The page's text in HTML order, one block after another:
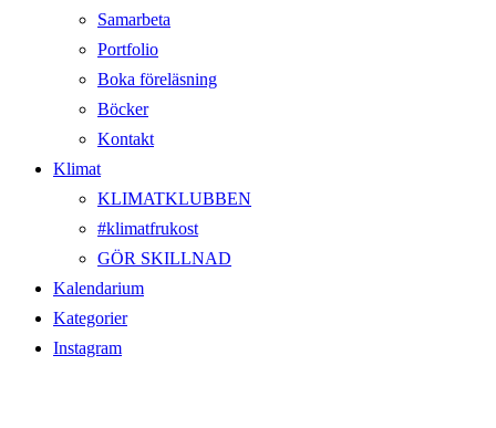
Samarbeta
Portfolio
Boka föreläsning
Böcker
Kontakt
Klimat
KLIMATKLUBBEN
#klimatfrukost
GÖR SKILLNAD
Kalendarium
Kategorier
Instagram